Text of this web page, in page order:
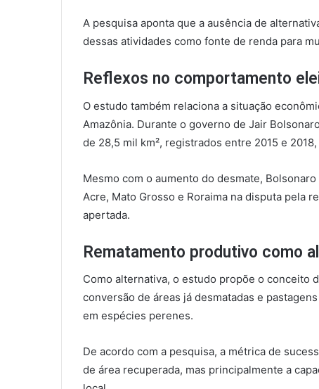
A pesquisa aponta que a ausência de
dessas atividades como fonte de renda para
Reflexos no comportamento
O estudo também relaciona a situação
Amazônia. Durante o governo de Jair
de 28,5 mil km², registrados entre 2015 e
Mesmo com o aumento do desmate,
Acre, Mato Grosso e Roraima na disputa pela
apertada.
Rematamento produtivo como
Como alternativa, o estudo propõe o conceito
conversão de áreas já desmatadas e
em espécies perenes.
De acordo com a pesquisa, a métrica de
de área recuperada, mas principalmente a